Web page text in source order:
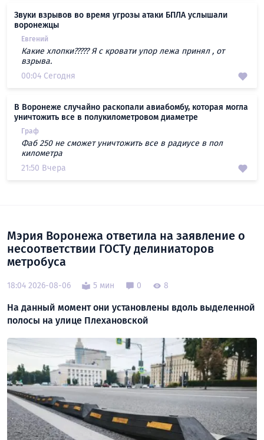
Звуки взрывов во время угрозы атаки БПЛА услышали
воронежцы
Евгений
Какие хлопки????? Я с кровати упор лежа принял , от
взрыва.
00:04 Сегодня
В Воронеже случайно раскопали авиабомбу, которая могла
уничтожить все в полукилометровом диаметре
Граф
Фаб 250 не сможет уничтожить все в радиусе в пол
километра
21:50 Вчера
Мэрия Воронежа ответила на заявление о
несоответствии ГОСТу делиниаторов
метробуса
18:04 2026-08-06 5 мин 0 8
На данный момент они установлены вдоль выделенной
полосы на улице Плехановской